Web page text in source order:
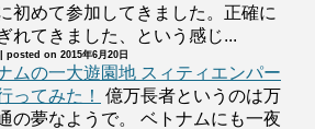
初めて参加してきました。正確に
れてきました、という感じ...
posted on 2015年6月20日
ムの一大遊園地 スィティエンパー
ってみた！
億万長者というのは万
の夢なようで。 ベトナムにも一夜